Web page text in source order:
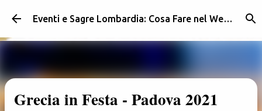
Passa ai contenuti principali Eventi e Sagre Lombardia: Cosa Fare nel Weekend | Weekendidea
Grecia in Festa - Padova 2021